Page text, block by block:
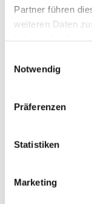
Partner führen
weiteren Daten
Notwendig
Präferenzen
Statistiken
Marketing
die vor mehr
Hier helfen
In sehr kurzer
sodass wir